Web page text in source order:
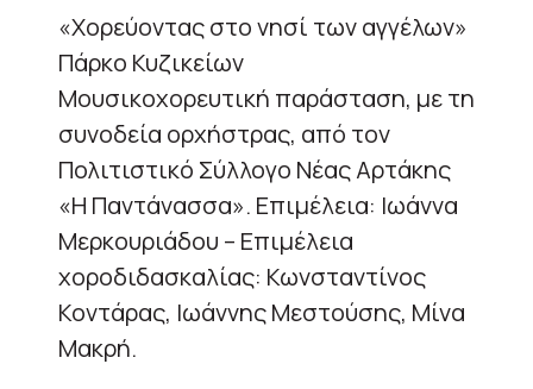
«Χορεύοντας στο νησί των αγγέλων»
Πάρκο Κυζικείων
Μουσικοχορευτική παράσταση, με τη
συνοδεία ορχήστρας, από τον
Πολιτιστικό Σύλλογο Νέας Αρτάκης
«Η Παντάνασσα». Επιμέλεια: Ιωάννα
Μερκουριάδου – Επιμέλεια
χοροδιδασκαλίας: Κωνσταντίνος
Κοντάρας, Ιωάννης Μεστούσης, Μίνα
Μακρή.